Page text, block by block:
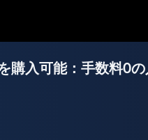
購入可能：手数料0